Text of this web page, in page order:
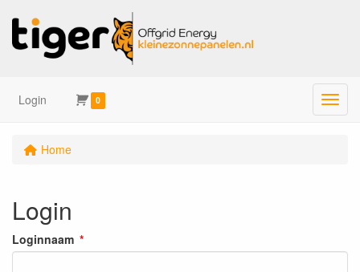
Login 0 Menu
Home
Login
Loginnaam